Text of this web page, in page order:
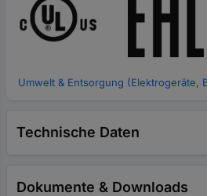
Umwelt & Entsorgung (Elektrogeräte,
Technische Daten
Dokumente & Downloads